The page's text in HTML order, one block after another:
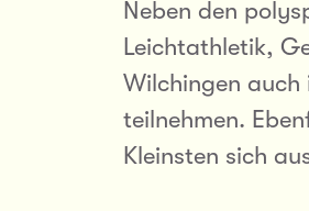
Neben den
Leichtathletik,
Wilchingen
teilnehmen.
Kleinsten sich